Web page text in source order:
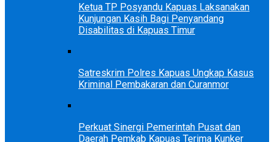
Ketua TP Posyandu Kapuas Laksanakan
Kunjungan Kasih Bagi Penyandang
Disabilitas di Kapuas Timur
Satreskrim Polres Kapuas Ungkap Kasus
Kriminal Pembakaran dan Curanmor
Perkuat Sinergi Pemerintah Pusat dan
Daerah Pemkab Kapuas Terima Kunker